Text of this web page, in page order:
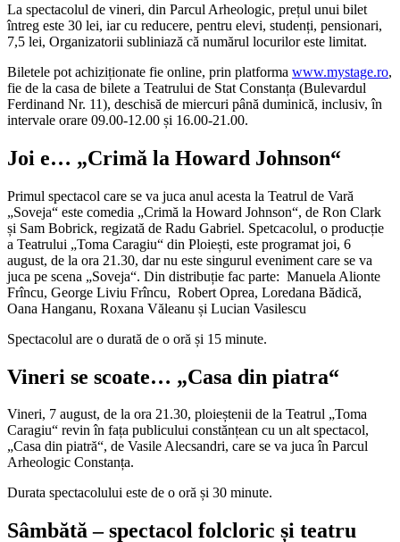
La spectacolul de vineri, din Parcul Arheologic, prețul unui bilet
întreg este 30 lei, iar cu reducere, pentru elevi, studenți, pensionari,
7,5 lei, Organizatorii subliniază că numărul locurilor este limitat.
Biletele pot achiziționate fie online, prin platforma www.mystage.ro,
fie de la casa de bilete a Teatrului de Stat Constanța (Bulevardul
Ferdinand Nr. 11), deschisă de miercuri până duminică, inclusiv, în
intervale orare 09.00-12.00 și 16.00-21.00.
Joi e… „Crimă la Howard Johnson“
Primul spectacol care se va juca anul acesta la Teatrul de Vară
„Soveja“ este comedia „Crimă la Howard Johnson“, de Ron Clark
și Sam Bobrick, regizată de Radu Gabriel. Spetcacolul, o producție
a Teatrului „Toma Caragiu“ din Ploiești, este programat joi, 6
august, de la ora 21.30, dar nu este singurul eveniment care se va
juca pe scena „Soveja“. Din distribuție fac parte: Manuela Alionte
Frîncu, George Liviu Frîncu, Robert Oprea, Loredana Bădică,
Oana Hanganu, Roxana Văleanu și Lucian Vasilescu
Spectacolul are o durată de o oră și 15 minute.
Vineri se scoate… „Casa din piatra“
Vineri, 7 august, de la ora 21.30, ploieștenii de la Teatrul „Toma
Caragiu“ revin în fața publicului constănțean cu un alt spectacol,
„Casa din piatră“, de Vasile Alecsandri, care se va juca în Parcul
Arheologic Constanța.
Durata spectacolului este de o oră și 30 minute.
Sâmbătă – spectacol folcloric și teatru